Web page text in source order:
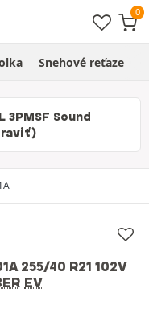
Snehové reťaze
3PMSF Sound
255/40 R21 102V
EV